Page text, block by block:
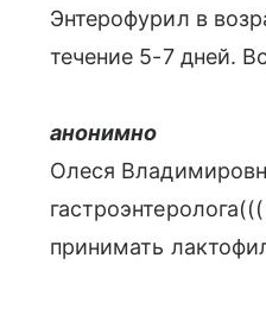
Энтерофурил в
течение 5-7 дней.
анонимно
Олеся
принимать